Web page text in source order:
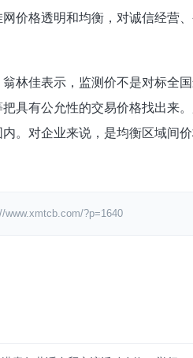
价格透明和均衡，对诚信经营
林佳表示，监测价不是对标全
具有公允性的交易价格找出来
。对企业来说，是均衡区域间
www.xmtcb.com/?p=1640